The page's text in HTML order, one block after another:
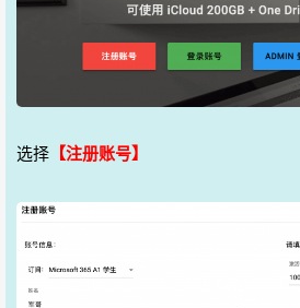
选择 【注册账号】